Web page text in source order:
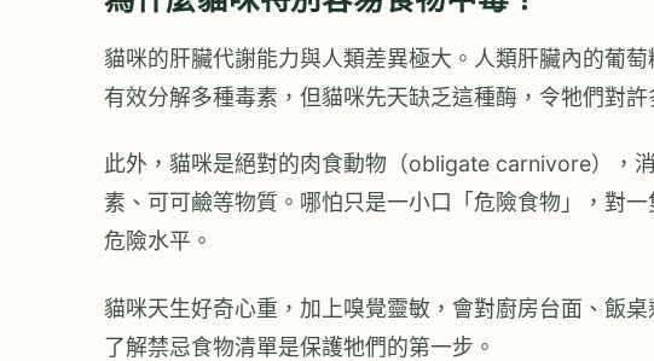
貓咪的肝臟代謝能力與人類差異極大。人類肝臟內的葡
有效分解多種毒素，但貓咪先天缺乏這種酶，令牠們對
此外，貓咪是絕對的肉食動物（obligate carnivore），
素、可可鹼等物質。哪怕只是一小口「危險食物」，對
危險水平。
貓咪天生好奇心重，加上嗅覺靈敏，會對廚房台面、飯
了解禁忌食物清單是保護牠們的第一步。